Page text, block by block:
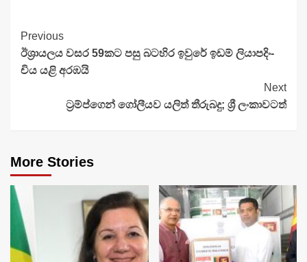
Continue
Reading
Previous
ඊශ්‍රා­ය­ලය වසර 59කට පසු බට­හිර ඉවුරේ ඉඩම් ලියා­ප­දිං­
චිය යළි අරඹයි
Next
ට්‍රම්ප්ගෙන් ගෝලීයව යලිත් තීරුබදු; ශ්‍රී ලංකාවටත්
More Stories